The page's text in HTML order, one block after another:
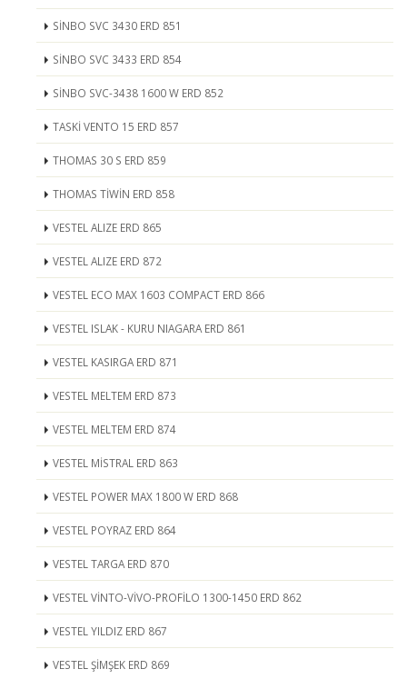
SİNBO SVC 3430 ERD 851
SİNBO SVC 3433 ERD 854
SİNBO SVC-3438 1600 W ERD 852
TASKİ VENTO 15 ERD 857
THOMAS 30 S ERD 859
THOMAS TİWİN ERD 858
VESTEL ALIZE ERD 865
VESTEL ALIZE ERD 872
VESTEL ECO MAX 1603 COMPACT ERD 866
VESTEL ISLAK - KURU NIAGARA ERD 861
VESTEL KASIRGA ERD 871
VESTEL MELTEM ERD 873
VESTEL MELTEM ERD 874
VESTEL MİSTRAL ERD 863
VESTEL POWER MAX 1800 W ERD 868
VESTEL POYRAZ ERD 864
VESTEL TARGA ERD 870
VESTEL VİNTO-VİVO-PROFİLO 1300-1450 ERD 862
VESTEL YILDIZ ERD 867
VESTEL ŞİMŞEK ERD 869